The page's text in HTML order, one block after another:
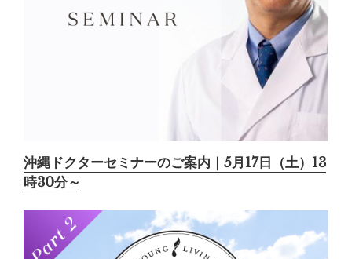
沖縄ドクターセミナーのご案内｜5月17日（土）13
時30分～